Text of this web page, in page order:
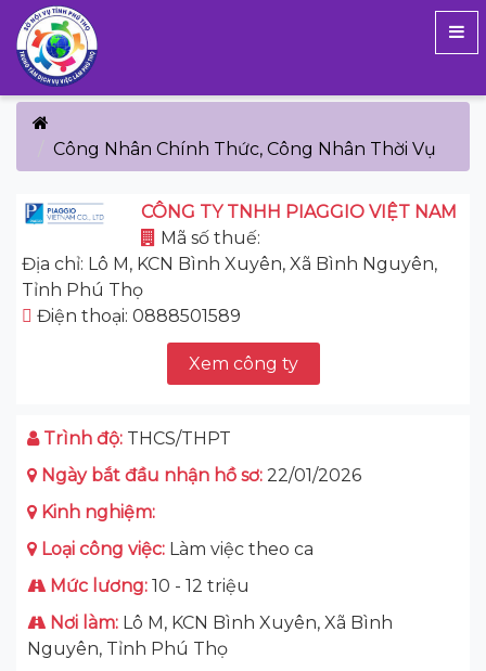
Công Nhân Chính Thức, Công Nhân Thời Vụ
CÔNG TY TNHH PIAGGIO VIỆT NAM
Mã số thuế:
Địa chỉ: Lô M, KCN Bình Xuyên, Xã Bình Nguyên,
Tỉnh Phú Thọ
Điện thoại: 0888501589
Xem công ty
Trình độ: THCS/THPT
Ngày bắt đầu nhận hồ sơ: 22/01/2026
Kinh nghiệm:
Loại công việc: Làm việc theo ca
Mức lương: 10 - 12 triệu
Nơi làm: Lô M, KCN Bình Xuyên, Xã Bình
Nguyên, Tỉnh Phú Thọ